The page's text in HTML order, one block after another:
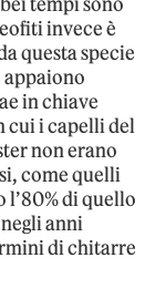
invece è
questa specie
in chiave
cui i capelli del
non erano
come quelli
l’80% di quello
anni
di chitarre